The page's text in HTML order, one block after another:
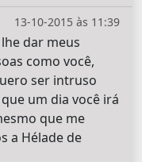
13-10-2015 às 11:39
dar meus
como você,
ser intruso
um dia você irá
que me
a Hélade de